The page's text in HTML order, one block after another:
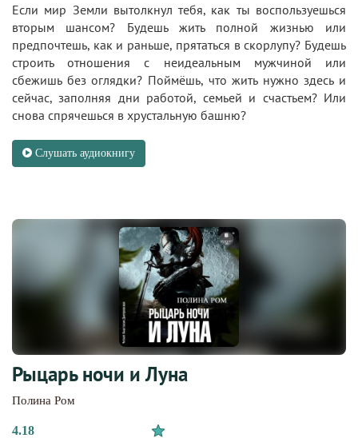
Если мир Земли вытолкнул тебя, как ты воспользуешься
вторым шансом? Будешь жить полной жизнью или
предпочтешь, как и раньше, прятаться в скорлупу? Будешь
строить отношения с неидеальным мужчиной или
сбежишь без оглядки? Поймёшь, что жить нужно здесь и
сейчас, заполняя дни работой, семьей и счастьем? Или
снова спрячешься в хрустальную башню?
Слушать аудиокнигу
Рыцарь ночи и Луна
Полина Ром
4.18